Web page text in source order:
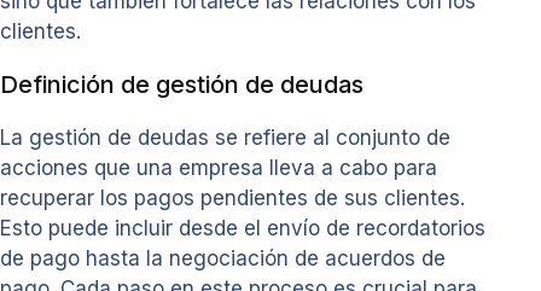
clientes.
Definición de gestión de deudas
La gestión de deudas se refiere al conjunto de
acciones que una empresa lleva a cabo para
recuperar los pagos pendientes de sus clientes.
Esto puede incluir desde el envío de recordatorios
de pago hasta la negociación de acuerdos de